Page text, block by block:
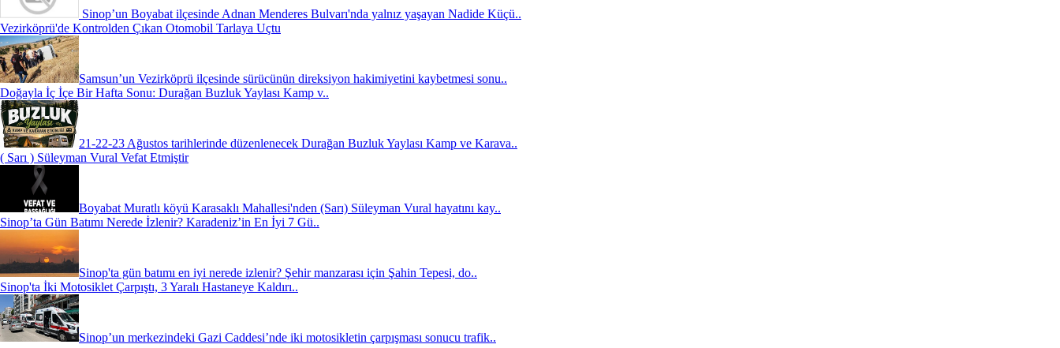
Sinop’un Boyabat ilçesinde Adnan Menderes Bulvarı'nda yalnız yaşayan Nadide Küçü..
Vezirköprü'de Kontrolden Çıkan Otomobil Tarlaya Uçtu
Samsun’un Vezirköprü ilçesinde sürücünün direksiyon hakimiyetini kaybetmesi sonu..
Doğayla İç İçe Bir Hafta Sonu: Durağan Buzluk Yaylası Kamp v..
21-22-23 Ağustos tarihlerinde düzenlenecek Durağan Buzluk Yaylası Kamp ve Karava..
( Sarı ) Süleyman Vural Vefat Etmiştir
Boyabat Muratlı köyü Karasaklı Mahallesi'nden (Sarı) Süleyman Vural hayatını kay..
Sinop’ta Gün Batımı Nerede İzlenir? Karadeniz’in En İyi 7 Gü..
Sinop'ta gün batımı en iyi nerede izlenir? Şehir manzarası için Şahin Tepesi, do..
Sinop'ta İki Motosiklet Çarpıştı, 3 Yaralı Hastaneye Kaldırı..
Sinop’un merkezindeki Gazi Caddesi’nde iki motosikletin çarpışması sonucu trafik..